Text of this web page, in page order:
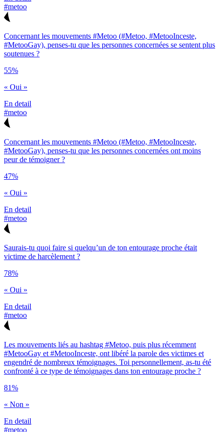
#metoo
Concernant les mouvements #Metoo (#Metoo, #MetooInceste,
#MetooGay), penses-tu que les personnes concernées se sentent plus
soutenues ?
55%
« Oui »
En detail
#metoo
Concernant les mouvements #Metoo (#Metoo, #MetooInceste,
#MetooGay), penses-tu que les personnes concernées ont moins
peur de témoigner ?
47%
« Oui »
En detail
#metoo
Saurais-tu quoi faire si quelqu’un de ton entourage proche était
victime de harcèlement ?
78%
« Oui »
En detail
#metoo
Les mouvements liés au hashtag #Metoo, puis plus récemment
#MetooGay et #MetooInceste, ont libéré la parole des victimes et
engendré de nombreux témoignages. Toi personnellement, as-tu été
confronté à ce type de témoignages dans ton entourage proche ?
81%
« Non »
En detail
#metoo